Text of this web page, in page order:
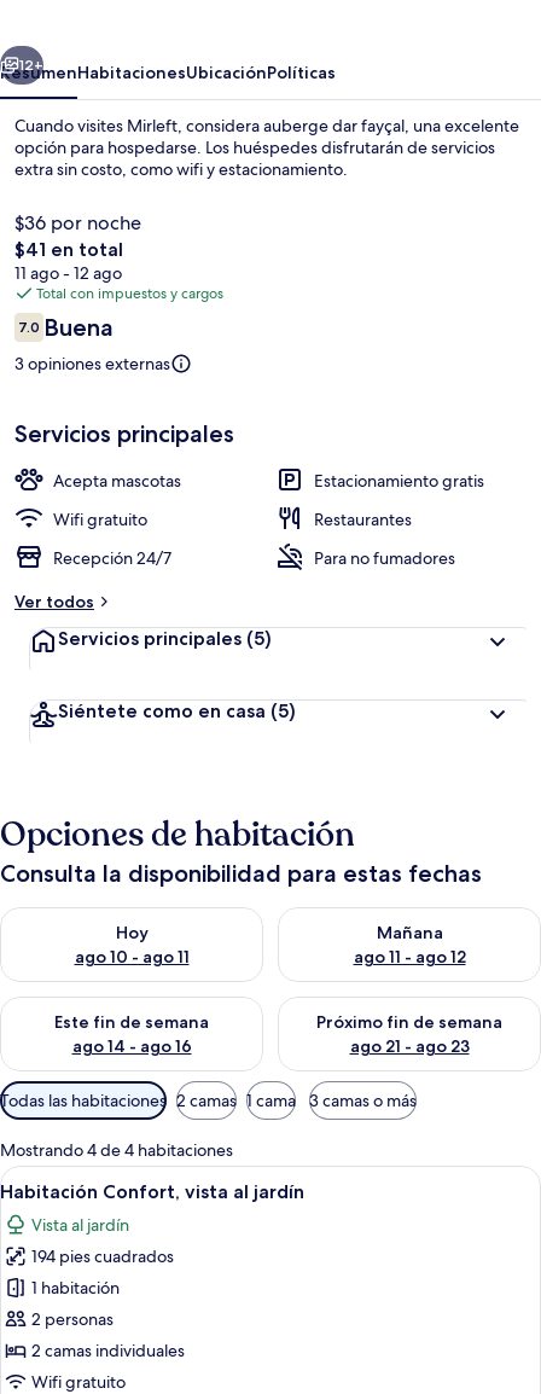
Siguiente
12+
ResumenHabitacionesUbicaciónPolíticas
Cuando visites Mirleft, considera auberge dar fayçal, una excelente
opción para hospedarse. Los huéspedes disfrutarán de servicios
extra sin costo, como wifi y estacionamiento.
$36 por noche
El
precio
total
es
de
$41
$41 en total
11 ago - 12 ago
Total con impuestos y cargos
Opiniones
7.07.0 de 10,
Buena
3 opiniones externas
Servicios principales
Acepta mascotas
Estacionamiento gratis
Wifi gratuito
Restaurantes
Recepción 24/7
Para no fumadores
Ver todos
Servicios principales (5)
Siéntete como en casa (5)
Opciones de habitación
Consulta la disponibilidad para estas fechas
Hoy
ago 10 - ago 11
Consulta la disponibilidad para hoy ago 10 - ago 11
Mañana
ago 11 - ago 12
Consulta la disponibilidad
Este fin de semana
ago 14 - ago 16
Consulta la disponibilidad para este fin de semana ago 14 -
Próximo fin de semana
ago 21 - ago 23
Consulta la disponibilidad
Filtros
disponibles
para
las
habitaciones
Todas las habitaciones 2 camas 1 cama 3 camas o más
Mostrando 4 de 4 habitaciones
Abrir
todas
las
fotos
de
Habitación
Confort,
vista
Una habitación pequeña y limpia
1
Habitación Confort, vista al jardín
Vista al jardín
194 pies cuadrados
1 habitación
2 personas
2 camas individuales
Wifi gratuito